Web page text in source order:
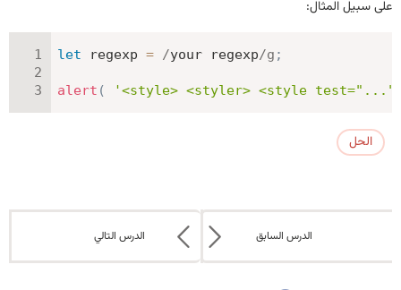
على سبيل المثال:
let regexp = /your regexp/g ;
alert ( '<style> <styler> <style
الحل
الدرس السابق الدرس التالي